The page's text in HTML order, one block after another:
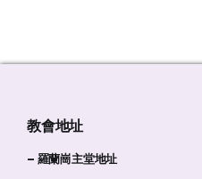
教會地址
– 羅蘭崗主堂地址